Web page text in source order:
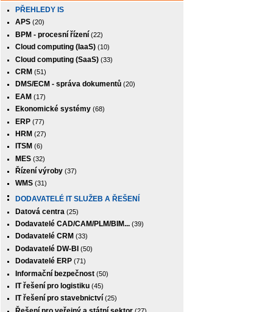
PŘEHLEDY IS
APS (20)
BPM - procesní řízení (22)
Cloud computing (IaaS) (10)
Cloud computing (SaaS) (33)
CRM (51)
DMS/ECM - správa dokumentů (20)
EAM (17)
Ekonomické systémy (68)
ERP (77)
HRM (27)
ITSM (6)
MES (32)
Řízení výroby (37)
WMS (31)
DODAVATELÉ IT SLUŽEB A ŘEŠENÍ
Datová centra (25)
Dodavatelé CAD/CAM/PLM/BIM... (39)
Dodavatelé CRM (33)
Dodavatelé DW-BI (50)
Dodavatelé ERP (71)
Informační bezpečnost (50)
IT řešení pro logistiku (45)
IT řešení pro stavebnictví (25)